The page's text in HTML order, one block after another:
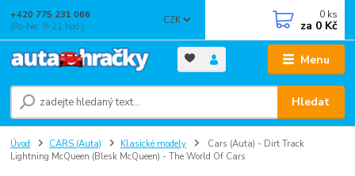
Menu
CZK
Hledat
+420 775 231 066
(Po-Ne, 9-21 hod.)
0 ks
za 0 Kč
Úvod CARS (Auta) Klasické modely
Cars (Auta) - Dirt Track
Lightning McQueen (Blesk McQueen) - The World Of Cars